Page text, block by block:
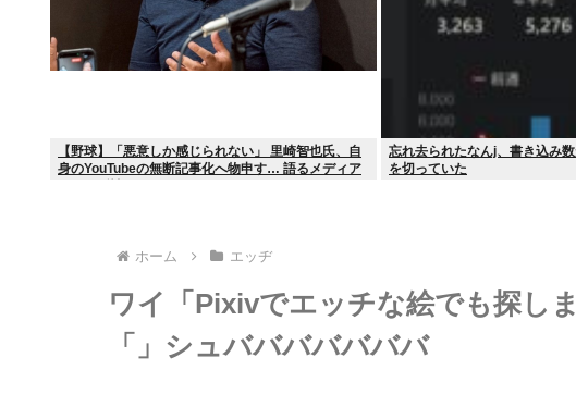
【野球】「悪意しか感じられない」 里崎智也氏、自
身のYouTubeの無断記事化へ物申す… 語るメディア
忘れ去られたなんj、書き込み
を切っていた
ホーム エッヂ
ワイ「Pixivでエッチな絵でも探し
「」シュバババババババ